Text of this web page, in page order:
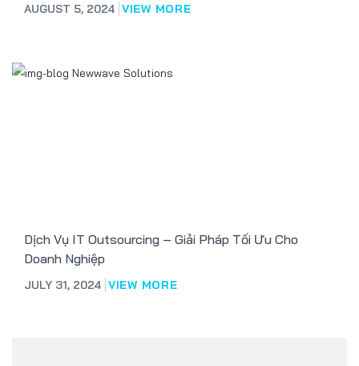
AUGUST 5, 2024 VIEW MORE
Dịch Vụ IT Outsourcing – Giải Pháp Tối Ưu Cho
Doanh Nghiệp
JULY 31, 2024 VIEW MORE